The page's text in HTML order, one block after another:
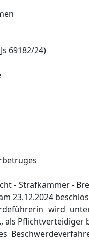
69182/24)
- Strafkammer -
23.12.2024
wird
als Pflichtverteidiger